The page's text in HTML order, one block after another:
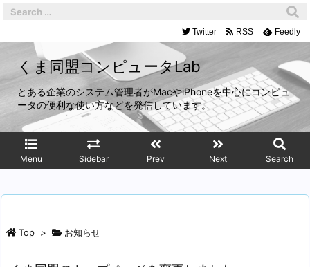
くま同盟コンピュータLab
とある企業のシステム管理者がMacやiPhoneを中心にコンピュ
ータの便利な使い方などを発信しています。
Menu Sidebar Prev Next Search
Twitter RSS Feedly
Top > お知らせ